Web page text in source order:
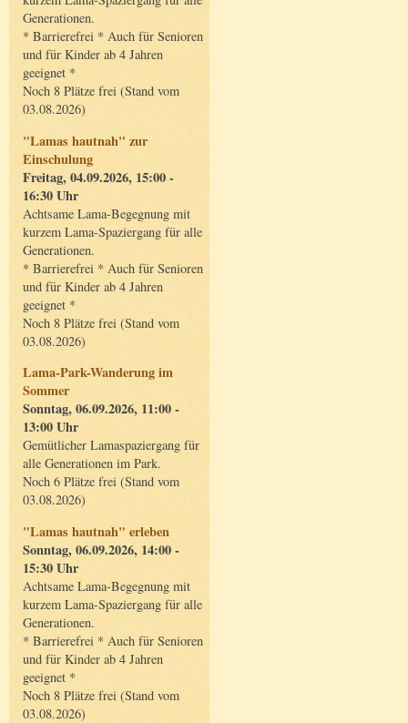
Generationen.
* Barrierefrei * Auch für Senioren
und für Kinder ab 4 Jahren
geeignet *
Noch 8 Plätze frei (Stand vom
03.08.2026)
"Lamas hautnah" zur
Einschulung
Freitag, 04.09.2026, 15:00 -
16:30 Uhr
Achtsame Lama-Begegnung mit
kurzem Lama-Spaziergang für alle
Generationen.
* Barrierefrei * Auch für Senioren
und für Kinder ab 4 Jahren
geeignet *
Noch 8 Plätze frei (Stand vom
03.08.2026)
Lama-Park-Wanderung im
Sommer
Sonntag, 06.09.2026, 11:00 -
13:00 Uhr
Gemütlicher Lamaspaziergang für
alle Generationen im Park.
Noch 6 Plätze frei (Stand vom
03.08.2026)
"Lamas hautnah" erleben
Sonntag, 06.09.2026, 14:00 -
15:30 Uhr
Achtsame Lama-Begegnung mit
kurzem Lama-Spaziergang für alle
Generationen.
* Barrierefrei * Auch für Senioren
und für Kinder ab 4 Jahren
geeignet *
Noch 8 Plätze frei (Stand vom
03.08.2026)